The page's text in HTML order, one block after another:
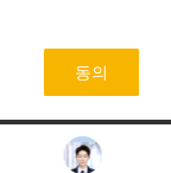
Reserved.
동의